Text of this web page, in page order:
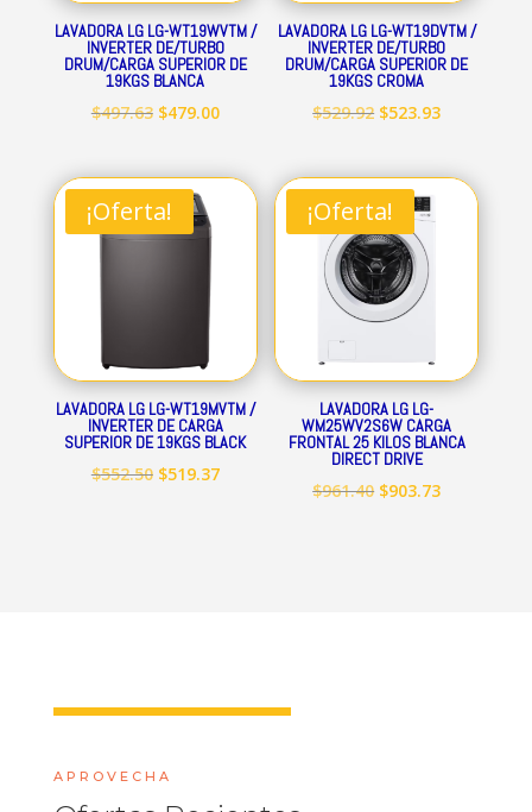
LAVADORA LG LG-WT19WVTM /
INVERTER DE/TURBO
DRUM/CARGA SUPERIOR DE
19KGS BLANCA
$497.63 El
original
era:
$497.63.
$479.00El
actual
LAVADORA LG LG-WT19DVTM /
INVERTER DE/TURBO
DRUM/CARGA SUPERIOR DE
19KGS CROMA
$529.92 El
original
era:
$529.92.
$523.93El
actual
¡Oferta!
LAVADORA LG LG-WT19MVTM /
INVERTER DE CARGA
SUPERIOR DE 19KGS BLACK
$552.50 El
$519.37El
¡Oferta!
LAVADORA LG LG-
WM25WV2S6W CARGA
FRONTAL 25 KILOS BLANCA
DIRECT DRIVE
$961.40 El
$903.73El
APROVECHA